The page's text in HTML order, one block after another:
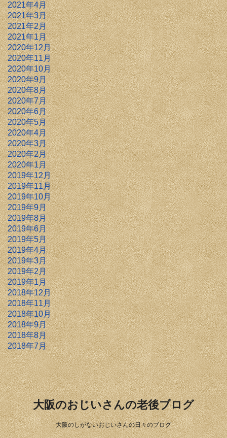
2021年4月
2021年3月
2021年2月
2021年1月
2020年12月
2020年11月
2020年10月
2020年9月
2020年8月
2020年7月
2020年6月
2020年5月
2020年4月
2020年3月
2020年2月
2020年1月
2019年12月
2019年11月
2019年10月
2019年9月
2019年8月
2019年6月
2019年5月
2019年4月
2019年3月
2019年2月
2019年1月
2018年12月
2018年11月
2018年10月
2018年9月
2018年8月
2018年7月
大阪のおじいさんの老後ブログ
大阪のしがないおじいさんの日々のブログ